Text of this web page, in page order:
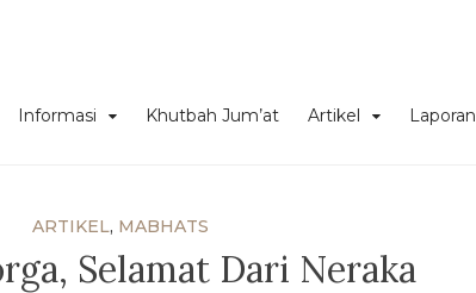
Informasi Khutbah Jum’at Artikel Laporan
ARTIKEL, MABHATS
Selamat Dari Neraka